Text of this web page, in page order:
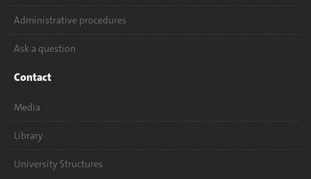
Administrative procedures
Ask a question
Contact
Media
Library
University Structures